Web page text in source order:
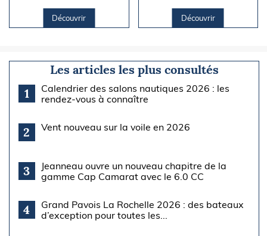
Découvrir Découvrir
Les articles les plus consultés
1
Calendrier des salons nautiques 2026 : les
rendez-vous à connaître
2 Vent nouveau sur la voile en 2026
3
Jeanneau ouvre un nouveau chapitre de la
gamme Cap Camarat avec le 6.0 CC
4
Grand Pavois La Rochelle 2026 : des bateaux
d’exception pour toutes les...